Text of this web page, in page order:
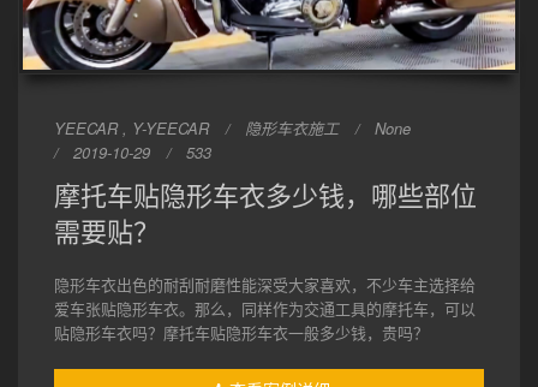
YEECAR , Y-YEECAR 隐形车衣施工
None
2019-10-29
533
摩托车贴隐形车衣多少钱，哪些部位
需要贴？
隐形车衣出色的耐刮耐磨性能深受大家喜欢，不少车主选择给
爱车张贴隐形车衣。那么，同样作为交通工具的摩托车，可以
贴隐形车衣吗？摩托车贴隐形车衣一般多少钱，贵吗？